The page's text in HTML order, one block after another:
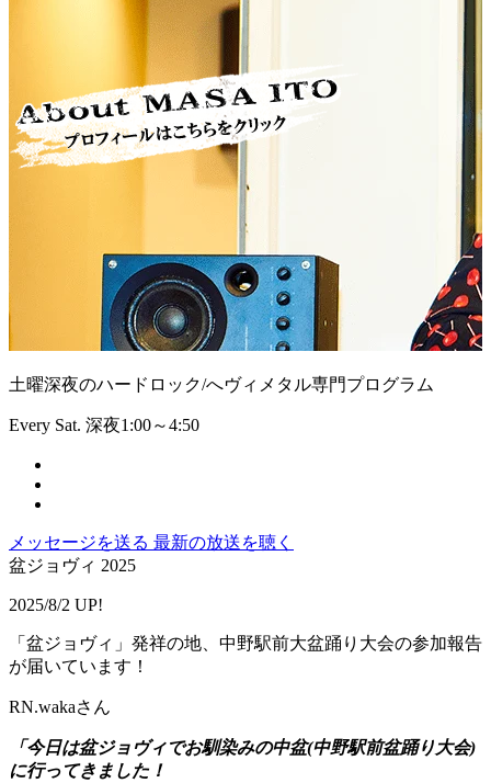
土曜深夜のハードロック/へヴィメタル専門プログラム
Every Sat. 深夜1:00～4:50
メッセージを送る 最新の放送を聴く
盆ジョヴィ 2025
2025/8/2 UP!
「盆ジョヴィ」発祥の地、中野駅前大盆踊り大会の参加報告
が届いています！
RN.wakaさん
「今日は盆ジョヴィでお馴染みの中盆(中野駅前盆踊り大会)
に行ってきました！